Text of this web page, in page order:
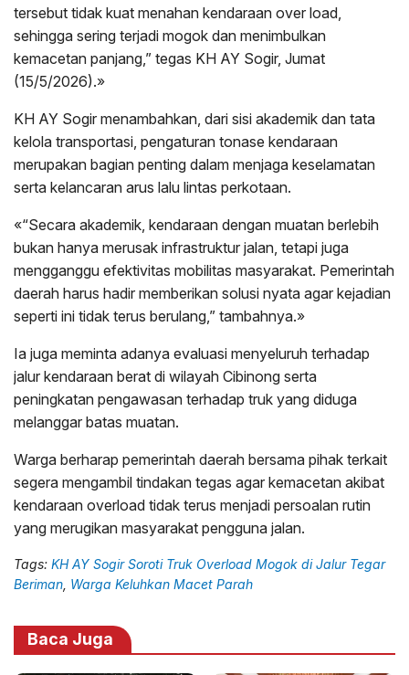
tersebut tidak kuat menahan kendaraan over load,
sehingga sering terjadi mogok dan menimbulkan
kemacetan panjang,” tegas KH AY Sogir, Jumat
(15/5/2026).»
KH AY Sogir menambahkan, dari sisi akademik dan tata
kelola transportasi, pengaturan tonase kendaraan
merupakan bagian penting dalam menjaga keselamatan
serta kelancaran arus lalu lintas perkotaan.
«“Secara akademik, kendaraan dengan muatan berlebih
bukan hanya merusak infrastruktur jalan, tetapi juga
mengganggu efektivitas mobilitas masyarakat. Pemerintah
daerah harus hadir memberikan solusi nyata agar kejadian
seperti ini tidak terus berulang,” tambahnya.»
Ia juga meminta adanya evaluasi menyeluruh terhadap
jalur kendaraan berat di wilayah Cibinong serta
peningkatan pengawasan terhadap truk yang diduga
melanggar batas muatan.
Warga berharap pemerintah daerah bersama pihak terkait
segera mengambil tindakan tegas agar kemacetan akibat
kendaraan overload tidak terus menjadi persoalan rutin
yang merugikan masyarakat pengguna jalan.
Tags: KH AY Sogir Soroti Truk Overload Mogok di Jalur Tegar
Beriman Warga Keluhkan Macet Parah
Baca Juga